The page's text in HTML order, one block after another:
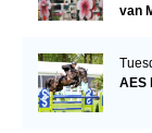
van
AES